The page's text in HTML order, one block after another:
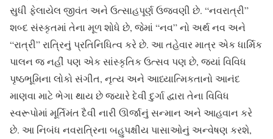
સુધી ફેલાયેલ જીવંત અને ઉત્સાહપૂર્ણ ઉજવણી છે. “નવરાત્રી”
શબ્દ સંસ્કૃતમાં તેના મૂળ શોધે છે, જેમાં “નવ” નો અર્થ નવ અને
“રાત્રી” રાત્રિનું પ્રતિનિધિત્વ કરે છે. આ તહેવાર માત્ર એક ધાર્મિક
પાલન જ નહીં પણ એક સાંસ્કૃતિક ઉત્સવ પણ છે, જ્યાં વિવિધ
પૃષ્ઠભૂમિના લોકો સંગીત, નૃત્ય અને આધ્યાત્મિકતાનો આનંદ
માણવા માટે ભેગા થાય છે જ્યારે દેવી દુર્ગા દ્વારા તેના વિવિધ
સ્વરૂપોમાં મૂર્તિમંત દૈવી નારી ઊર્જાનું સન્માન અને આહવાન કરે
છે. આ નિબંધ નવરાત્રિના બહુપક્ષીય પાસાઓનું અન્વેષણ કરશે,